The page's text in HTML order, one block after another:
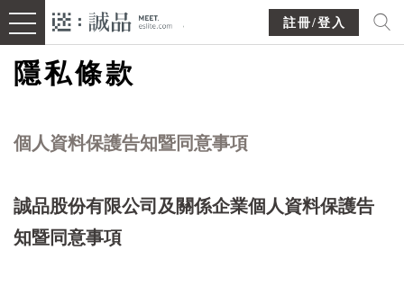
註冊/登入
隱私條款
個人資料保護告知暨同意事項
誠品股份有限公司及關係企業個人資料保護告
知暨同意事項